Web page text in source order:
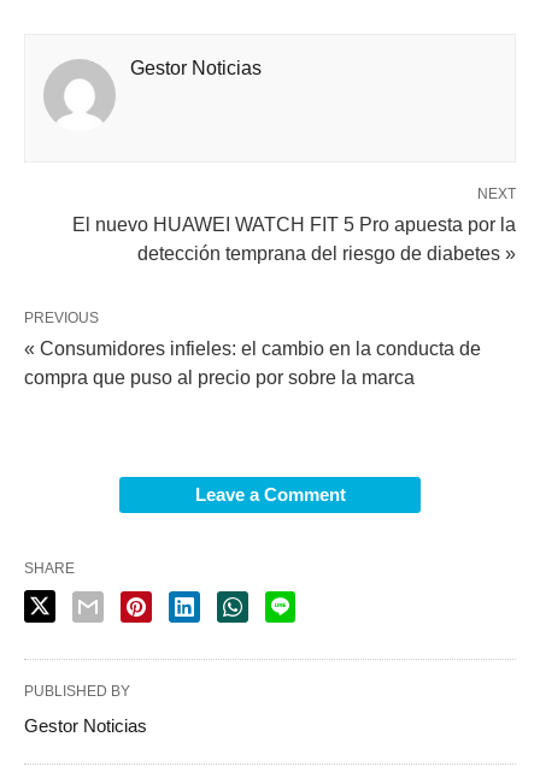
Gestor Noticias
NEXT
El nuevo HUAWEI WATCH FIT 5 Pro apuesta por la
detección temprana del riesgo de diabetes »
PREVIOUS
« Consumidores infieles: el cambio en la conducta de
compra que puso al precio por sobre la marca
Leave a Comment
SHARE
PUBLISHED BY
Gestor Noticias